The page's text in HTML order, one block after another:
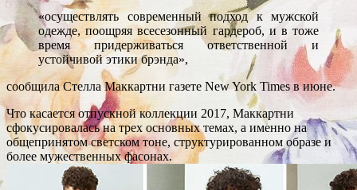
«осуществлять современный подход к мужской
одежде, поощряя всесезонный гардероб, и в тоже
время придерживаться ответственной и
устойчивой этики брэнда»,
сообщила Стелла Маккартни газете New York Times в июне.
Что касается отпускной коллекции 2017, Маккартни
сфокусировалась на трех основных темах, а именно на
общепринятом светском тоне, структурированном образе и
более мужественных фасонах.